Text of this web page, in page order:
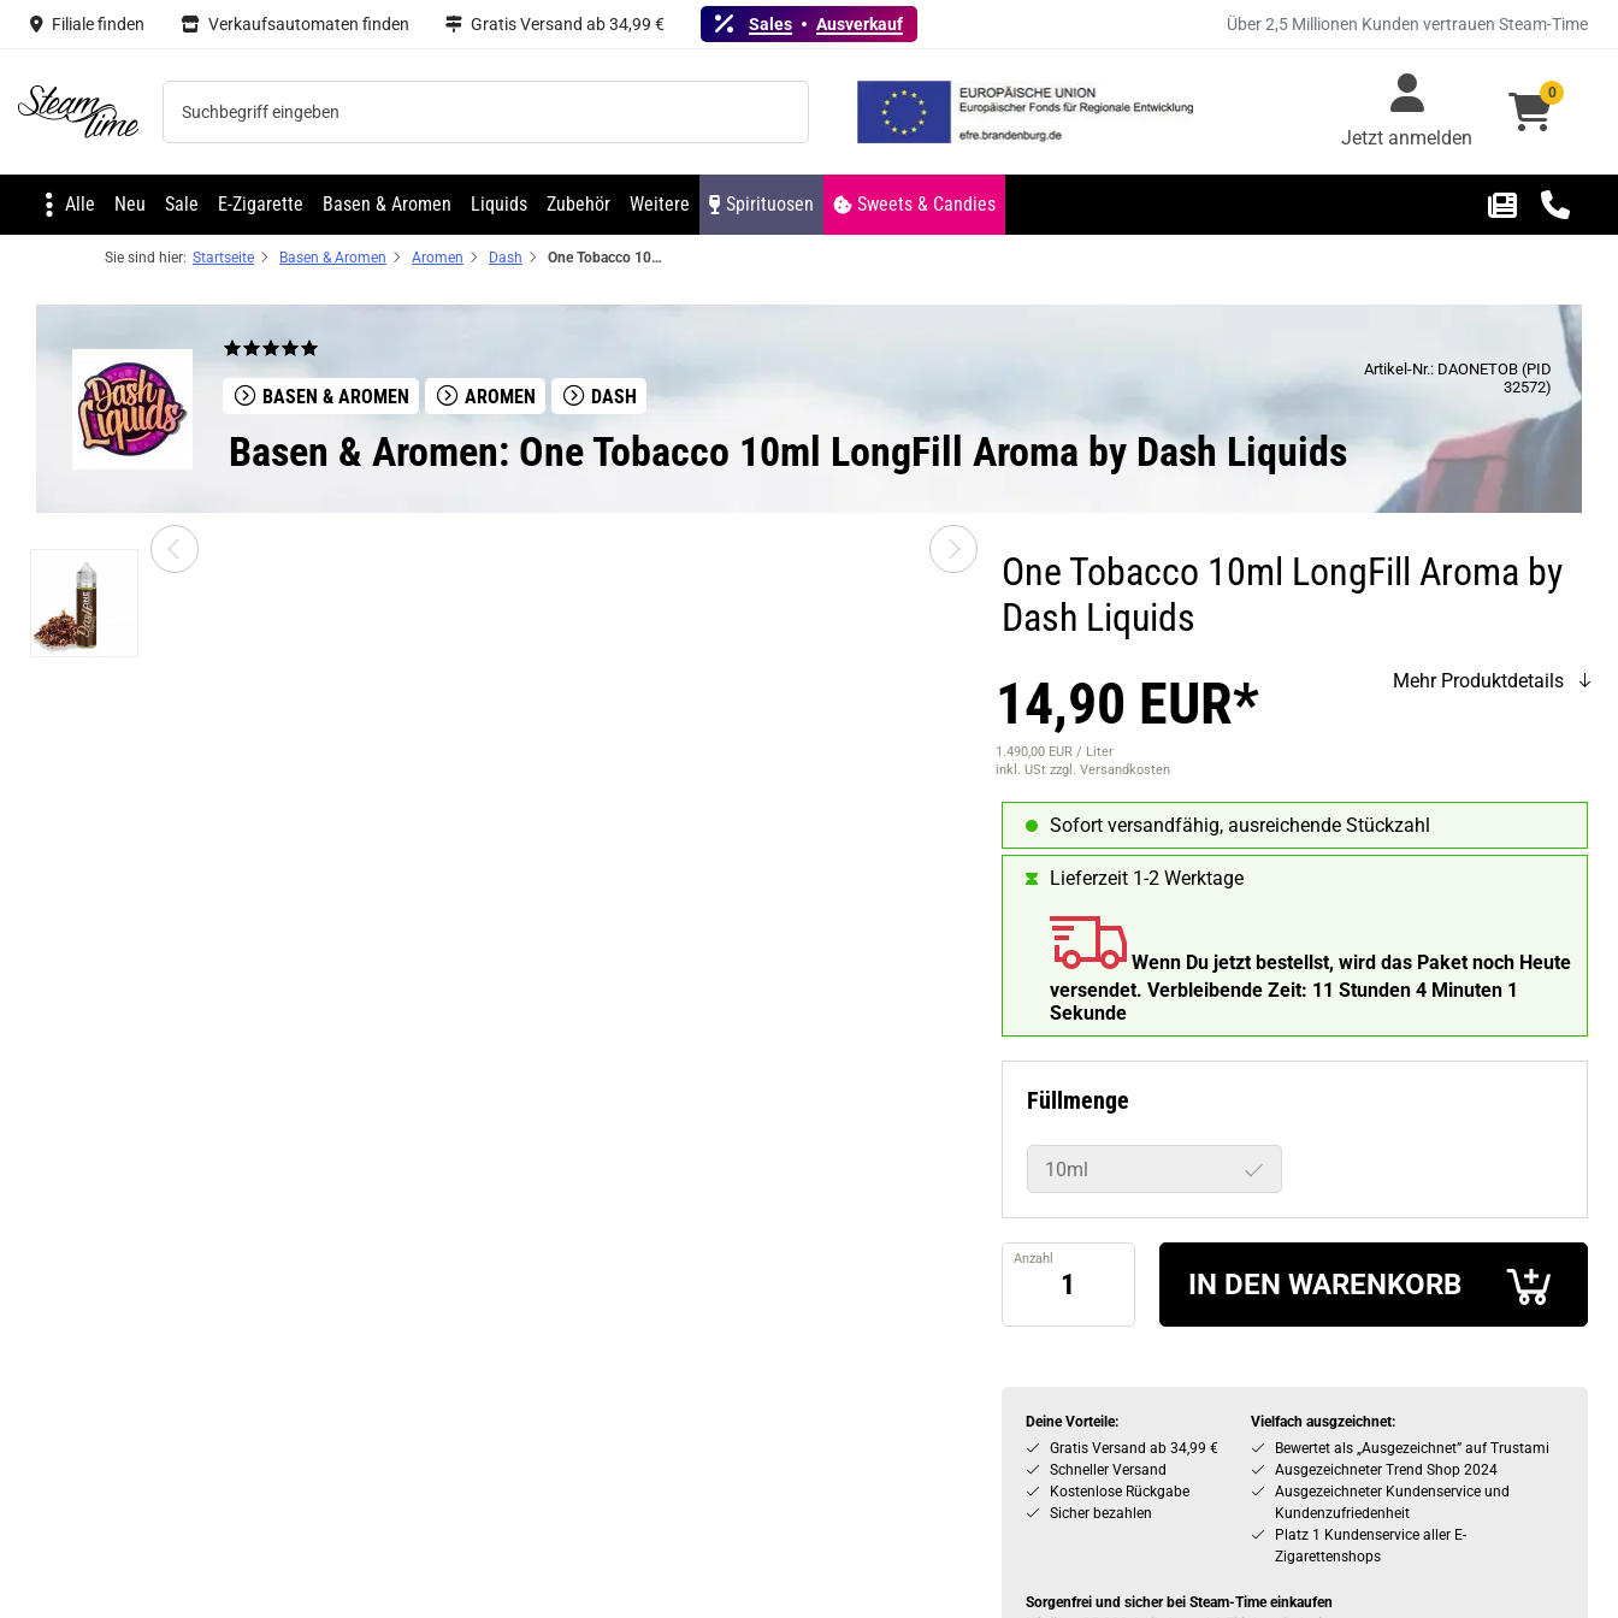
Filiale finden Verkaufsautomaten finden Gratis Versand ab 34,99 € Sales Ausverkauf Über 2,5 Millionen Kunden vertrauen Steam-Time
Steam time Jetzt anmelden
0
Alle Neu Sale E-Zigarette Basen & Aromen Liquids Zubehör Weitere Spirituosen Sweets & Candies
Sie sind hier: Startseite Basen & Aromen Aromen Dash One Tobacco 10ml LongFill Aroma by Dash Liquids
BASEN & AROMEN AROMEN DASH
Artikel-Nr.: DAONETOB (PID
32572)
Basen & Aromen: One Tobacco 10ml LongFill Aroma by Dash Liquids
One Tobacco 10ml LongFill Aroma by
Dash Liquids
14,90 EUR*
1.490,00 EUR / Liter
inkl. USt zzgl. Versandkosten
Mehr Produktdetails
Sofort versandfähig, ausreichende Stückzahl
Lieferzeit 1-2 Werktage
Wenn Du jetzt bestellst, wird das Paket noch Heute
versendet. Verbleibende Zeit: 11 Stunden 4 Minuten
10ml
Gratis Versand ab 34,99 €
Schneller Versand
Kostenlose Rückgabe
Sicher bezahlen
Bewertet als „Ausgezeichnet” auf Trustami
Ausgezeichneter Trend Shop 2024
Ausgezeichneter Kundenservice und
Kundenzufriedenheit
Platz 1 Kundenservice aller E-
Zigarettenshops
Mit über 25.000 Artikeln und 6 Filialen sind wir